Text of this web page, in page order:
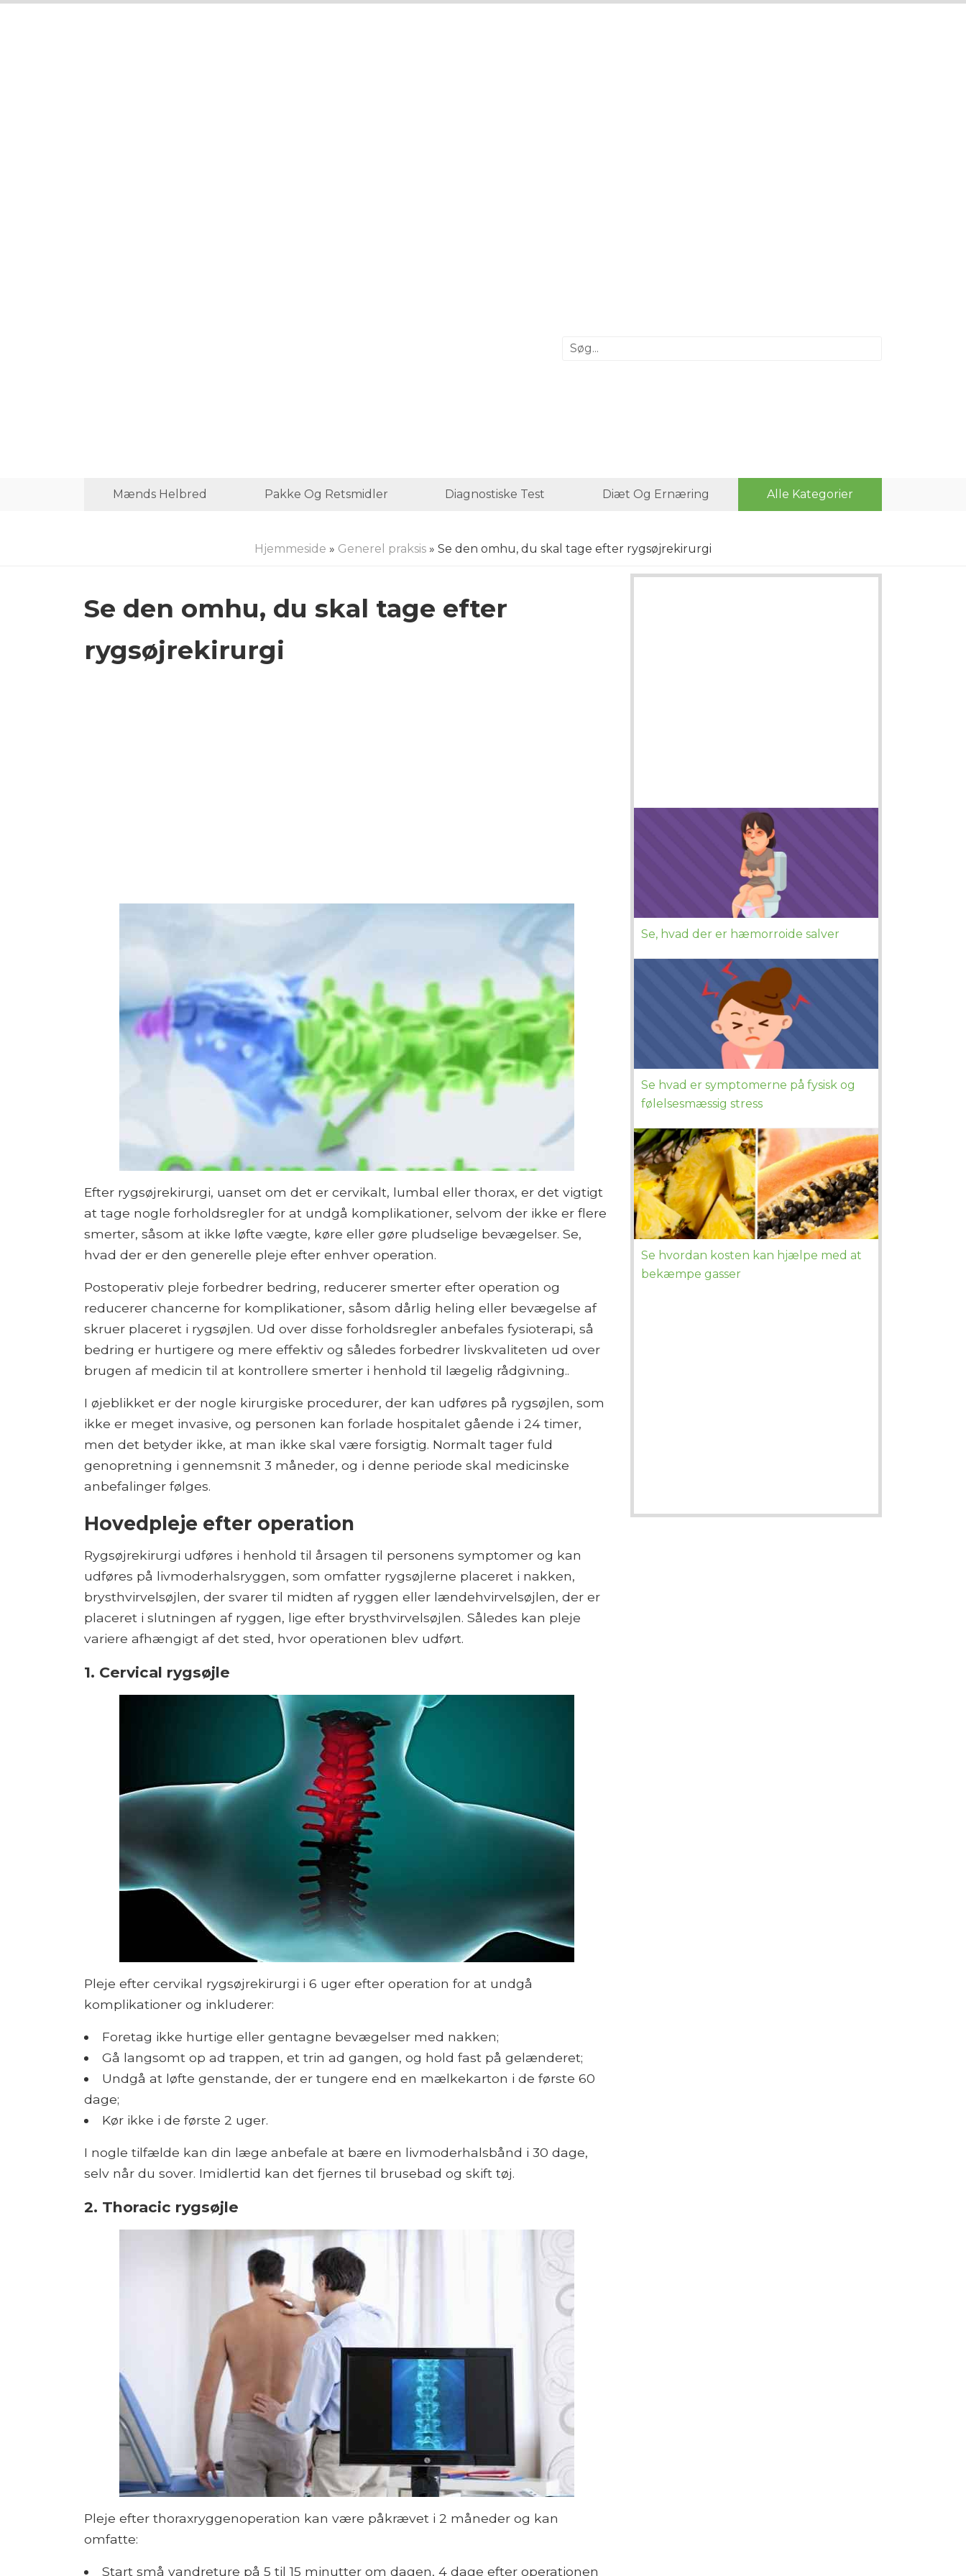
Mænds Helbred Pakke Og Retsmidler Diagnostiske Test Diæt Og Ernæring Alle Kategorier
Hjemmeside » Generel praksis » Se den omhu, du skal tage efter rygsøjrekirurgi
Se den omhu, du skal tage efter
rygsøjrekirurgi
Efter rygsøjrekirurgi, uanset om det er cervikalt, lumbal eller thorax, er det vigtigt
at tage nogle forholdsregler for at undgå komplikationer, selvom der ikke er flere
smerter, såsom at ikke løfte vægte, køre eller gøre pludselige bevægelser. Se,
hvad der er den generelle pleje efter enhver operation.
Postoperativ pleje forbedrer bedring, reducerer smerter efter operation og
reducerer chancerne for komplikationer, såsom dårlig heling eller bevægelse af
skruer placeret i rygsøjlen. Ud over disse forholdsregler anbefales fysioterapi, så
bedring er hurtigere og mere effektiv og således forbedrer livskvaliteten ud over
brugen af ​​medicin til at kontrollere smerter i henhold til lægelig rådgivning..
I øjeblikket er der nogle kirurgiske procedurer, der kan udføres på rygsøjlen, som
ikke er meget invasive, og personen kan forlade hospitalet gående i 24 timer,
men det betyder ikke, at man ikke skal være forsigtig. Normalt tager fuld
genopretning i gennemsnit 3 måneder, og i denne periode skal medicinske
anbefalinger følges.
Hovedpleje efter operation
Rygsøjrekirurgi udføres i henhold til årsagen til personens symptomer og kan
udføres på livmoderhalsryggen, som omfatter rygsøjlerne placeret i nakken,
brysthvirvelsøjlen, der svarer til midten af ​​ryggen eller lændehvirvelsøjlen, der er
placeret i slutningen af ​​ryggen, lige efter brysthvirvelsøjlen. Således kan pleje
variere afhængigt af det sted, hvor operationen blev udført.
1. Cervical rygsøjle
Pleje efter cervikal rygsøjrekirurgi i 6 uger efter operation for at undgå
komplikationer og inkluderer:
Foretag ikke hurtige eller gentagne bevægelser med nakken;
Gå langsomt op ad trappen, et trin ad gangen, og hold fast på gelænderet;
Undgå at løfte genstande, der er tungere end en mælkekarton i de første 60
dage;
Kør ikke i de første 2 uger.
I nogle tilfælde kan din læge anbefale at bære en livmoderhalsbånd i 30 dage,
selv når du sover. Imidlertid kan det fjernes til brusebad og skift tøj.
2. Thoracic rygsøjle
Pleje efter thoraxryggenoperation kan være påkrævet i 2 måneder og kan
omfatte:
Start små vandreture på 5 til 15 minutter om dagen, 4 dage efter operationen
Se, hvad der er hæmorroide salver
Se hvad er symptomerne på fysisk og
følelsesmæssig stress
Se hvordan kosten kan hjælpe med at
bekæmpe gasser